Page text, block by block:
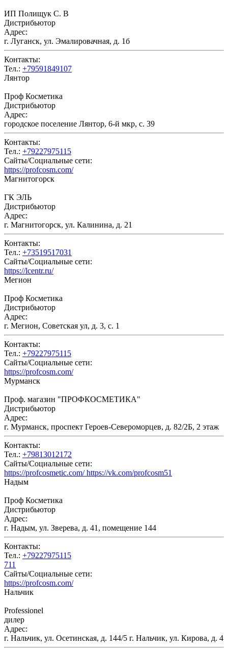
ИП Полищук С. В
Дистрибьютор
Адрес:
г. Луганск, ул. Эмалировачная, д. 1б
Контакты:
Тел.: +79591849107
Лянтор
Проф Косметика
Дистрибьютор
Адрес:
городское поселение Лянтор, 6-й мкр, с. 39
Контакты:
Тел.: +79227975115
Сайты/Социальные сети:
https://profcosm.com/
Магнитогорск
ГК ЭЛЬ
Дистрибьютор
Адрес:
г. Магнитогорск, ул. Калинина, д. 21
Контакты:
Тел.: +73519517031
Сайты/Социальные сети:
https://lcentr.ru/
Мегион
Проф Косметика
Дистрибьютор
Адрес:
г. Мегион, Советская ул, д. 3, с. 1
Контакты:
Тел.: +79227975115
Сайты/Социальные сети:
https://profcosm.com/
Мурманск
Проф. магазин "ПРОФКОСМЕТИКА"
Дистрибьютор
Адрес:
г. Мурманск, проспект Героев-Североморцев, д. 82/2Б, 2 этаж
Контакты:
Тел.: +79813012172
Сайты/Социальные сети:
https://profcosmetic.com/ https://vk.com/profcosm51
Надым
Проф Косметика
Дистрибьютор
Адрес:
г. Надым, ул. Зверева, д. 41, помещение 144
Контакты:
Тел.: +79227975115
711
Сайты/Социальные сети:
https://profcosm.com/
Нальчик
Professionel
дилер
Адрес:
г. Нальчик, ул. Осетинская, д. 144/5 г. Нальчик, ул. Кирова, д. 4